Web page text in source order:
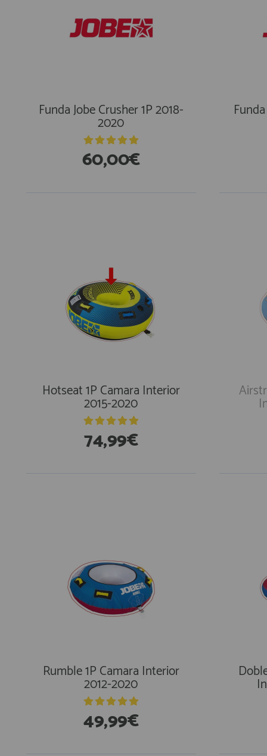
Funda Jobe Crusher 1P 2018-
2020
60,00€
Hotseat 1P Camara Interior
2015-2020
74,99€
Rumble 1P Camara Interior
2012-2020
49,99€